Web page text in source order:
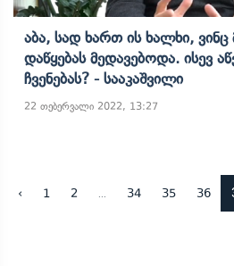
Აბა, Სად Ხართ Ის Ხალხი,
Დაწყებას Მედავებოდა. Ისევ
Ჩვენებას? - Სააკაშვილი
22 თებერვალი 2022, 13:27
‹ 1 2 34 35 36